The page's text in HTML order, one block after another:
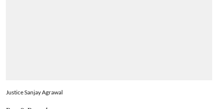
Justice Sanjay Agrawal